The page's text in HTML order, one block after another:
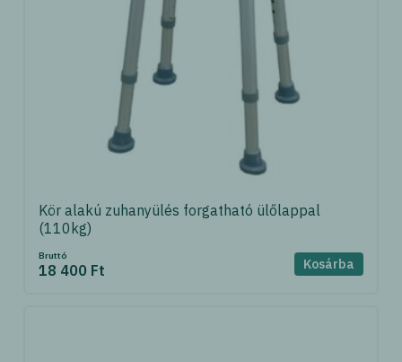
Kör alakú zuhanyülés forgatható ülőlappal
(110kg)
Bruttó
18 400 Ft Kosárba